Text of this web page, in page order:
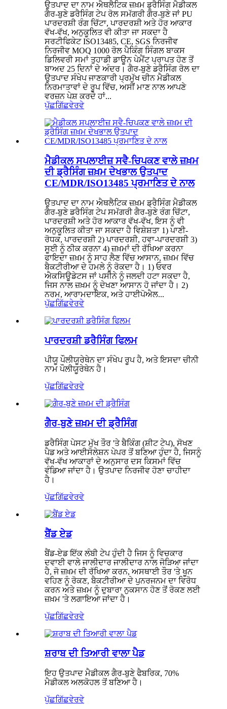
ਉਤਪਾਦ ਦਾ ਨਾਮ ਐਥਲੈਟਿਕ ਜ਼ਖ਼ਮ ਡ੍ਰੈਸਿੰਗ ਮੈਡੀਕਲ
ਗੈਰ-ਬੁਣੇ ਡਰੈਸਿੰਗ ਟੇਪ ਰੋਲ ਸਮੱਗਰੀ ਗੈਰ-ਬੁਣੇ ਜਾਂ PU
ਪਾਰਦਰਸ਼ੀ ਰੰਗ ਚਿੱਟਾ, ਪਾਰਦਰਸ਼ੀ ਅਤੇ ਹੋਰ ਆਕਾਰ
ਵੱਖ-ਵੱਖ, ਅਨੁਕੂਲਿਤ ਵੀ ਕੀਤਾ ਜਾ ਸਕਦਾ ਹੈ
ਸਰਟੀਫਿਕੇਟ ISO13485, CE, SGS ਨਿਰਜੀਵ
ਨਿਰਜੀਵ MOQ 1000 ਰੋਲ ਪੈਕਿੰਗ ਸਿੰਗਲ ਬਾਕਸ
ਡਿਲਿਵਰੀ ਸਮਾਂ ਤੁਹਾਡੀ ਡਾਊਨ ਪੇਮੈਂਟ ਪ੍ਰਾਪਤ ਹੋਣ ਤੋਂ
ਬਾਅਦ 25 ਦਿਨਾਂ ਦੇ ਅੰਦਰ। ਗੈਰ-ਬੁਣੇ ਡਰੈਸਿੰਗ ਰੋਲ ਦਾ
ਉਤਪਾਦ ਸੰਖੇਪ ਜਾਣਕਾਰੀ ਪ੍ਰਮੁੱਖ ਚੀਨ ਮੈਡੀਕਲ
ਨਿਰਮਾਤਾਵਾਂ ਦੇ ਰੂਪ ਵਿੱਚ, ਅਸੀਂ ਮਾਣ ਨਾਲ ਆਪਣੇ
ਵਰਜ਼ਨ ਪੇਸ਼ ਕਰਦੇ ਹਾਂ...
ਪੁੱਛਗਿੱਛਵੇਰਵੇ
ਮੈਡੀਕਲ ਸਪਲਾਈਜ਼ ਸਵੈ-ਚਿਪਕਣ ਵਾਲੇ ਜ਼ਖ਼ਮ
ਦੀ ਡ੍ਰੈਸਿੰਗ ਜ਼ਖ਼ਮ ਦੇਖਭਾਲ ਉਤਪਾਦ
CE/MDR/ISO13485 ਪ੍ਰਮਾਣਿਤ ਦੇ ਨਾਲ
ਉਤਪਾਦ ਦਾ ਨਾਮ ਐਥਲੈਟਿਕ ਜ਼ਖ਼ਮ ਡ੍ਰੈਸਿੰਗ ਮੈਡੀਕਲ
ਗੈਰ-ਬੁਣੇ ਡਰੈਸਿੰਗ ਟੇਪ ਸਮੱਗਰੀ ਗੈਰ-ਬੁਣੇ ਰੰਗ ਚਿੱਟਾ,
ਪਾਰਦਰਸ਼ੀ ਅਤੇ ਹੋਰ ਆਕਾਰ ਵੱਖ-ਵੱਖ, ਇਸ ਨੂੰ ਵੀ
ਅਨੁਕੂਲਿਤ ਕੀਤਾ ਜਾ ਸਕਦਾ ਹੈ ਵਿਸ਼ੇਸ਼ਤਾ 1) ਪਾਣੀ-
ਰੋਧਕ, ਪਾਰਦਰਸ਼ੀ 2) ਪਾਰਦਰਸ਼ੀ, ਹਵਾ-ਪਾਰਦਰਸ਼ੀ 3)
ਸੂਈ ਨੂੰ ਠੀਕ ਕਰਨਾ 4) ਜ਼ਖ਼ਮਾਂ ਦੀ ਰੱਖਿਆ ਕਰਨਾ
ਫਾਇਦਾ ਜ਼ਖ਼ਮ ਨੂੰ ਸਾਹ ਲੈਣ ਵਿੱਚ ਆਸਾਨ, ਜ਼ਖ਼ਮ ਵਿੱਚ
ਬੈਕਟੀਰੀਆ ਦੇ ਹਮਲੇ ਨੂੰ ਰੋਕਦਾ ਹੈ। 1) ਓਵਰ
ਐਕਸਿਊਡੇਟਸ ਜਾਂ ਪਸੀਨੇ ਨੂੰ ਜਲਦੀ ਹਟਾ ਸਕਦਾ ਹੈ,
ਜਿਸ ਨਾਲ ਜ਼ਖ਼ਮ ਨੂੰ ਦੇਖਣਾ ਆਸਾਨ ਹੋ ਜਾਂਦਾ ਹੈ। 2)
ਨਰਮ, ਆਰਾਮਦਾਇਕ, ਅਤੇ ਹਾਈਪੋਐਲ...
ਪੁੱਛਗਿੱਛਵੇਰਵੇ
ਪਾਰਦਰਸ਼ੀ ਡਰੈਸਿੰਗ ਫਿਲਮ
ਪੀਯੂ ਪੌਲੀਯੂਰੇਥੇਨ ਦਾ ਸੰਖੇਪ ਰੂਪ ਹੈ, ਅਤੇ ਇਸਦਾ ਚੀਨੀ
ਨਾਮ ਪੌਲੀਯੂਰੇਥੇਨ ਹੈ।
ਪੁੱਛਗਿੱਛਵੇਰਵੇ
ਗੈਰ-ਬੁਣੇ ਜ਼ਖ਼ਮ ਦੀ ਡ੍ਰੈਸਿੰਗ
ਡਰੈਸਿੰਗ ਪੇਸਟ ਮੁੱਖ ਤੌਰ 'ਤੇ ਬੈਕਿੰਗ (ਸ਼ੀਟ ਟੇਪ), ਸੋਖਣ
ਪੈਡ ਅਤੇ ਆਈਸੋਲੇਸ਼ਨ ਪੇਪਰ ਤੋਂ ਬਣਿਆ ਹੁੰਦਾ ਹੈ, ਜਿਸਨੂੰ
ਵੱਖ-ਵੱਖ ਆਕਾਰਾਂ ਦੇ ਅਨੁਸਾਰ ਦਸ ਕਿਸਮਾਂ ਵਿੱਚ
ਵੰਡਿਆ ਜਾਂਦਾ ਹੈ। ਉਤਪਾਦ ਨਿਰਜੀਵ ਹੋਣਾ ਚਾਹੀਦਾ
ਹੈ।
ਪੁੱਛਗਿੱਛਵੇਰਵੇ
ਬੈਂਡ ਏਡ
ਬੈਂਡ-ਏਡ ਇੱਕ ਲੰਬੀ ਟੇਪ ਹੁੰਦੀ ਹੈ ਜਿਸ ਨੂੰ ਵਿਚਕਾਰ
ਦਵਾਈ ਵਾਲੇ ਜਾਲੀਦਾਰ ਜਾਲੀਦਾਰ ਨਾਲ ਜੋੜਿਆ ਜਾਂਦਾ
ਹੈ, ਜੋ ਜ਼ਖ਼ਮ ਦੀ ਰੱਖਿਆ ਕਰਨ, ਅਸਥਾਈ ਤੌਰ 'ਤੇ ਖੂਨ
ਵਹਿਣ ਨੂੰ ਰੋਕਣ, ਬੈਕਟੀਰੀਆ ਦੇ ਪੁਨਰਜਨਮ ਦਾ ਵਿਰੋਧ
ਕਰਨ ਅਤੇ ਜ਼ਖ਼ਮ ਨੂੰ ਦੁਬਾਰਾ ਨੁਕਸਾਨ ਹੋਣ ਤੋਂ ਰੋਕਣ ਲਈ
ਜ਼ਖ਼ਮ 'ਤੇ ਲਗਾਇਆ ਜਾਂਦਾ ਹੈ।
ਪੁੱਛਗਿੱਛਵੇਰਵੇ
ਸ਼ਰਾਬ ਦੀ ਤਿਆਰੀ ਵਾਲਾ ਪੈਡ
ਇਹ ਉਤਪਾਦ ਮੈਡੀਕਲ ਗੈਰ-ਬੁਣੇ ਫੈਬਰਿਕ, 70%
ਮੈਡੀਕਲ ਅਲਕੋਹਲ ਤੋਂ ਬਣਿਆ ਹੈ।
ਪੁੱਛਗਿੱਛਵੇਰਵੇ